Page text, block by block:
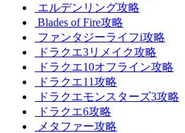
エルデンリング攻略
Blades of Fire攻略
ファンタジーライフi攻略
ドラクエ3リメイク攻略
ドラクエ10オフライン攻略
ドラクエ11攻略
ドラクエモンスターズ3攻略
ドラクエ6攻略
メタファー攻略